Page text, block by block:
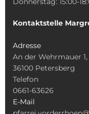
Kontaktstelle
Adresse
An der Wehrmauer 1,
36100 Petersberg
Telefon
0661-63626
E-Mail